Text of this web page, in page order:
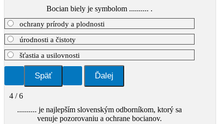
Bocian biely je symbolom .......... .
ochrany prírody a plodnosti
úrodnosti a čistoty
šťastia a usilovnosti
4 / 6
.......... je najlepším slovenským odborníkom, ktorý sa
venuje pozorovaniu a ochrane bocianov.